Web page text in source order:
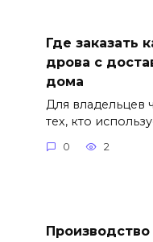
Где заказать
дрова с
дома
Для владельцев
тех, кто
0 2